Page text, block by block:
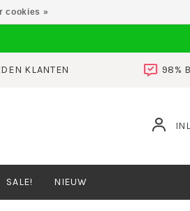
KLANTEN 98%
SALE! NIEUW
cookies »